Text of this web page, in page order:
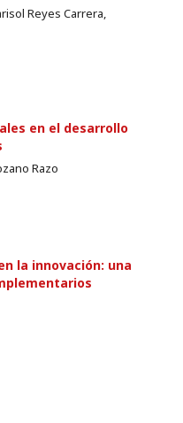
Reyes Carrera,
en el desarrollo
Razo
la innovación: una